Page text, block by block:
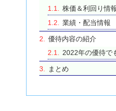
株価＆利回り情
業績・配当情報
優待内容の紹介
2022年の優待で
まとめ